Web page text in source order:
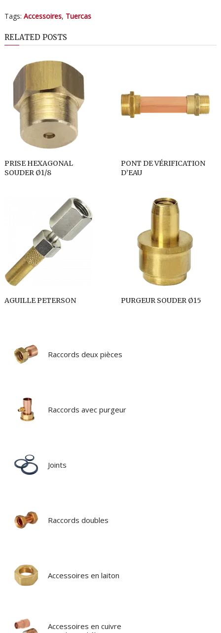
Tags: Accessoires, Tuercas
RELATED POSTS
PRISE HEXAGONAL
SOUDER Ø1/8
PONT DE VÉRIFICATION
D’EAU
AGUILLE PETERSON PURGEUR SOUDER Ø15
Raccords deux pièces
Raccords avec purgeur
Joints
Raccords doubles
Accessoires en laiton
Accessoires en cuivre